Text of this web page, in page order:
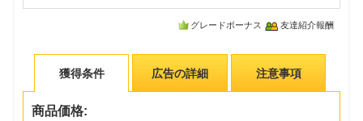
グレードボーナス 友達紹介報酬
獲得条件 広告の詳細 注意事項
商品価格: